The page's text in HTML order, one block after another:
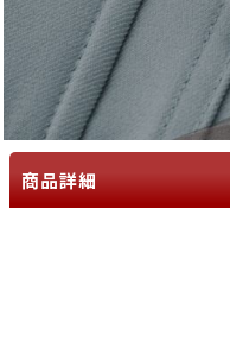
商品詳細